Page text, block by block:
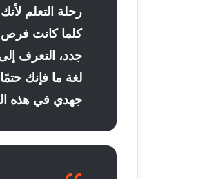
رحلة التعلم
كلما كانت فرص
جدد، التعرف
لغة ما فإنك
جهدي في هذه